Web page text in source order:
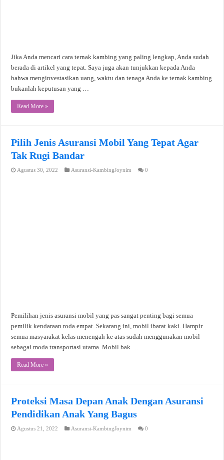
Jika Anda mencari cara ternak kambing yang paling lengkap, Anda sudah
berada di artikel yang tepat. Saya juga akan tunjukkan kepada Anda
bahwa menginvestasikan uang, waktu dan tenaga Anda ke ternak kambing
bukanlah keputusan yang …
Read More »
Pilih Jenis Asuransi Mobil Yang Tepat Agar
Tak Rugi Bandar
Agustus 30, 2022 Asuransi-KambingJoynim 0
Pemilihan jenis asuransi mobil yang pas sangat penting bagi semua
pemilik kendaraan roda empat. Sekarang ini, mobil ibarat kaki. Hampir
semua masyarakat kelas menengah ke atas sudah menggunakan mobil
sebagai moda transportasi utama. Mobil bak …
Read More »
Proteksi Masa Depan Anak Dengan Asuransi
Pendidikan Anak Yang Bagus
Agustus 21, 2022 Asuransi-KambingJoynim 0